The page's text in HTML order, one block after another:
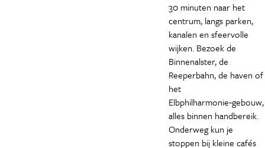
30 minuten naar het
centrum, langs parken,
kanalen en sfeervolle
wijken. Bezoek de
Binnenalster, de
Reeperbahn, de haven of
het
Elbphilharmonie‑gebouw,
alles binnen handbereik.
Onderweg kun je
stoppen bij kleine cafés